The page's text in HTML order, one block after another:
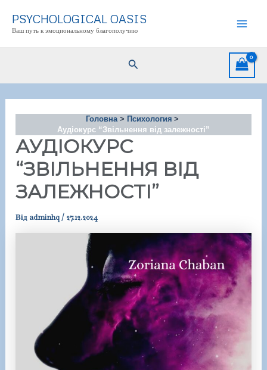
PSYCHOLOGICAL OASIS
Ваш путь к эмоциональному благополучию
Пошук
Головна
Психология
Аудіокурс “Звільнення від залежності”
АУДІОКУРС
“ЗВІЛЬНЕННЯ ВІД
ЗАЛЕЖНОСТІ”
Від adminhq/ 27.12.2024